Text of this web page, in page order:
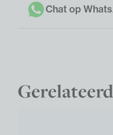
Chat op